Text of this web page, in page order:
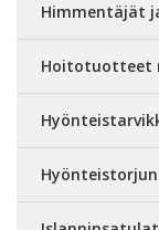
Himmentäjät
Hoitotuotteet